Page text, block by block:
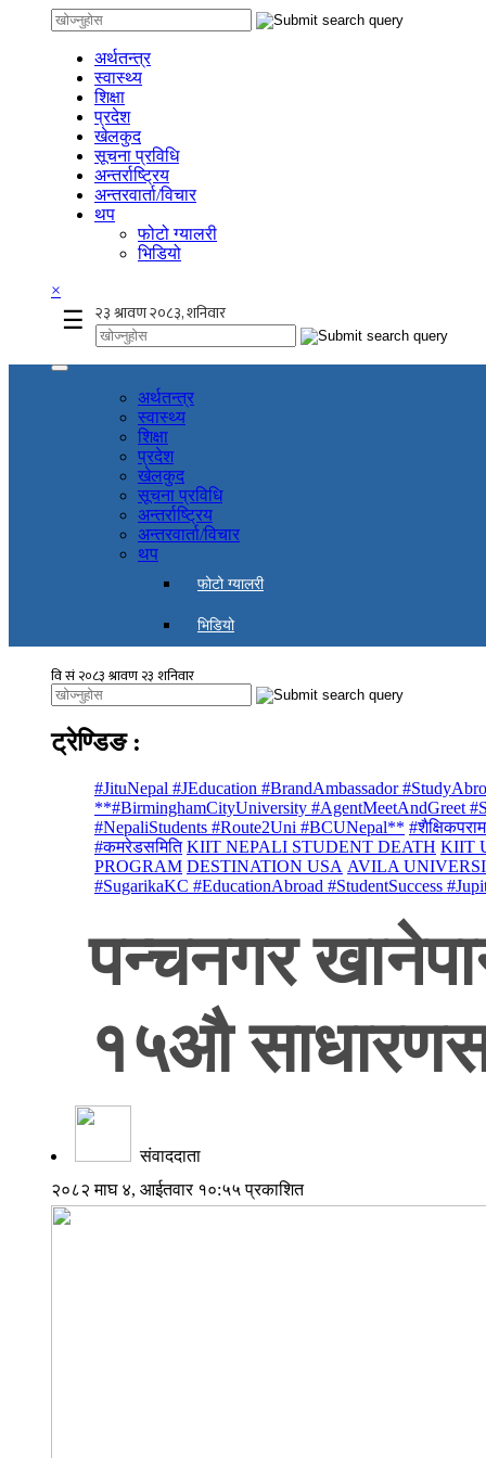
अर्थतन्त्र
स्वास्थ्य
शिक्षा
प्रदेश
खेलकुद
सूचना प्रविधि
अन्तर्राष्ट्रिय
अन्तरवार्ता/विचार
थप
फोटो ग्यालरी
भिडियो
×
☰
अर्थतन्त्र
स्वास्थ्य
शिक्षा
प्रदेश
खेलकुद
सूचना प्रविधि
अन्तर्राष्ट्रिय
अन्तरवार्ता/विचार
थप
फोटो ग्यालरी
भिडियो
ट्रेण्डिङ :
#JituNepal #JEducation #BrandAmbassador
**#BirminghamCityUniversity #AgentMeetAndGreet
#NepaliStudents #Route2Uni #BCUNepal**
#कमरेडसमिति KIIT NEPALI STUDENT DEATH KIIT
PROGRAM DESTINATION USA AVILA
#SugarikaKC #EducationAbroad #StudentSuccess
पन्चनगर
१५औ
संवाददाता
२०८२ माघ ४, आईतवार १०:५५ प्रकाशित